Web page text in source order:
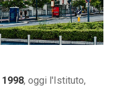
, oggi l'Istituto,